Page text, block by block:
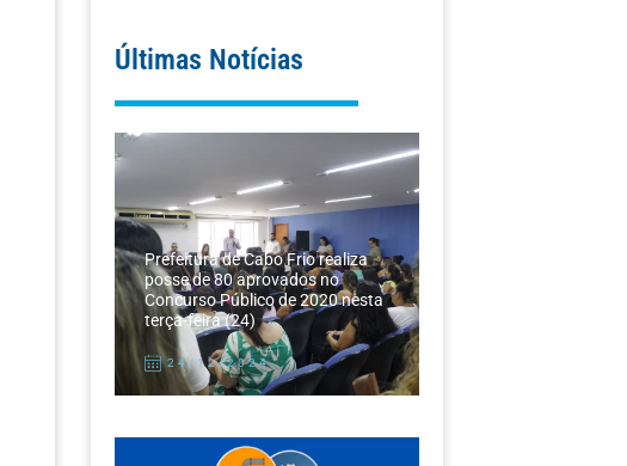
Últimas Notícias
Prefeitura de Cabo Frio realiza
posse de 80 aprovados no
Concurso Público de 2020 nesta
terça-feira (24)
24/12/2024